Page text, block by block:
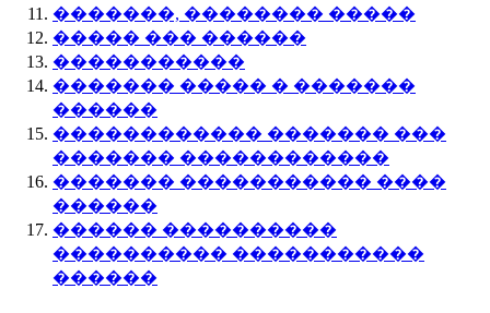
�������, �������� �����
����� ��� ������
�����������
������� ����� � �������
������
������������ ������� ���
������� ������������
������� ����������� ����
������
������ ����������
���������� �����������
������